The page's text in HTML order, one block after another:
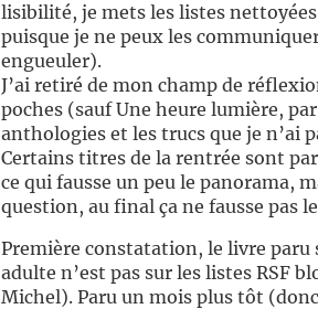
lisibilité, je mets les listes nettoyées
puisque je ne peux les
engueuler).
J’ai retiré de mon champ de
poches (sauf Une heure lumière,
anthologies et les trucs que je n’ai
Certains titres de la rentrée sont
ce qui fausse un peu le panorama,
question, au final ça ne fausse pas
Première constatation, le livre paru
adulte n’est pas sur les listes RSF
Michel). Paru un mois plus tôt